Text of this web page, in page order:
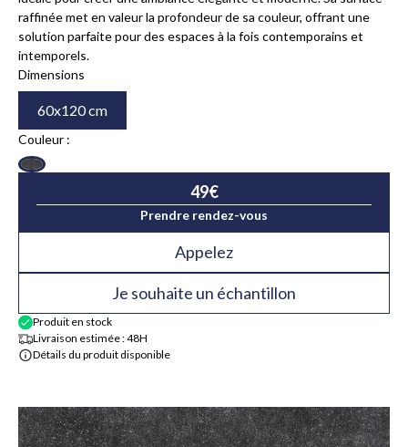
raffinée met en valeur la profondeur de sa couleur, offrant une
solution parfaite pour des espaces à la fois contemporains et
intemporels.
Dimensions
60x120 cm
Couleur :
49€
Prendre rendez-vous
Appelez
Je souhaite un échantillon
Produit en stock
Livraison estimée : 48H
Détails du produit disponible